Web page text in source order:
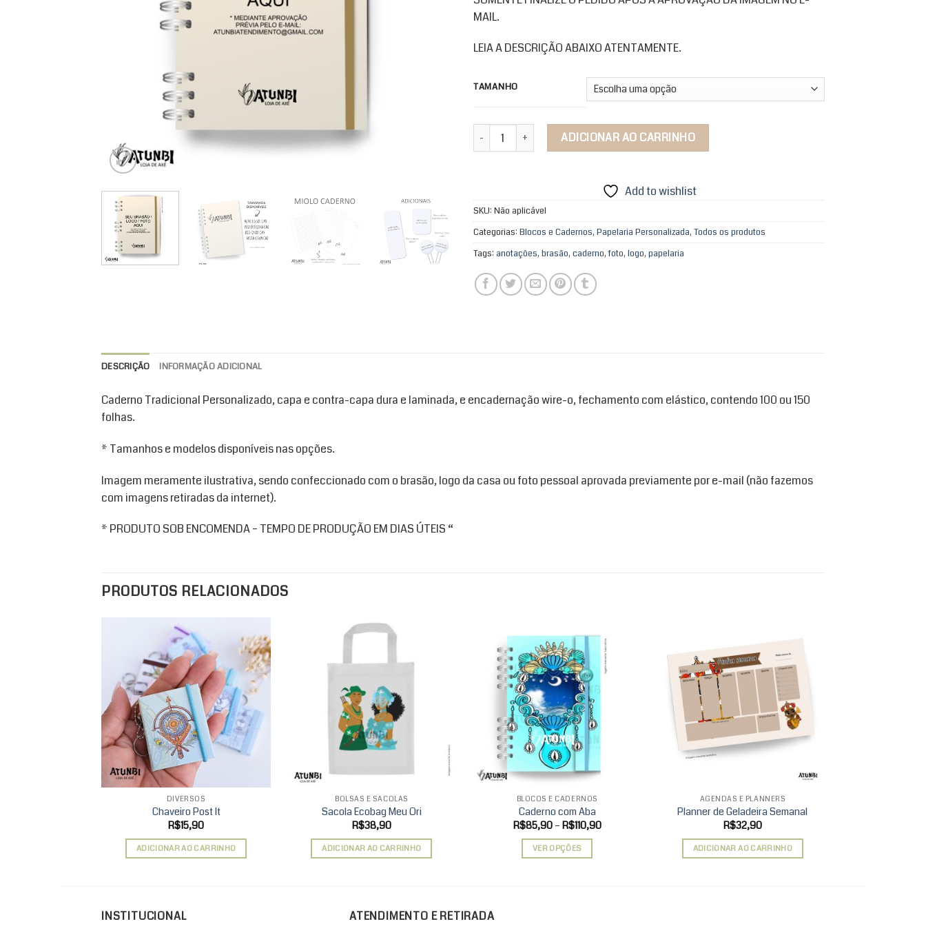
MAIL.
LEIA A DESCRIÇÃO ABAIXO ATENTAMENTE.
TAMANHO
Caderno Tradicional Personalizado quantidade
ADICIONAR AO CARRINHO
Add to wishlist
SKU: Não aplicável
Categorias: Blocos e Cadernos, Papelaria Personalizada, Todos os produtos
Tags: anotações, brasão, caderno, foto, logo, papelaria
DESCRIÇÃO INFORMAÇÃO ADICIONAL
Caderno Tradicional Personalizado, capa e contra-capa dura e laminada, e encadernação wire-o, fechamento com elástico, contendo 100 ou 150
folhas.
* Tamanhos e modelos disponíveis nas opções.
Imagem meramente ilustrativa, sendo confeccionado com o brasão, logo da casa ou foto pessoal aprovada previamente por e-mail (não fazemos
com imagens retiradas da internet).
* PRODUTO SOB ENCOMENDA – TEMPO DE PRODUÇÃO EM DIAS ÚTEIS “
PRODUTOS RELACIONADOS
Add to
wishlist
DIVERSOS
Chaveiro Post It
R$15,90
ADICIONAR AO CARRINHO
BOLSAS E SACOLAS
Sacola Ecobag Meu Ori
R$38,90
ADICIONAR AO CARRINHO
BLOCOS E CADERNOS
Caderno com Aba
R$85,90 –R$110,90Faixa
VER OPÇÕES
Add to
wishlist
AGENDAS E PLANNERS
Planner de Geladeira Semanal
R$32,90
ADICIONAR AO CARRINHO
INSTITUCIONAL ATENDIMENTO E RETIRADA